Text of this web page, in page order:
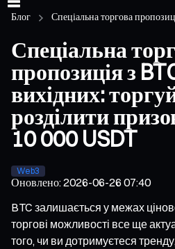
Блог Спеціальна торгова
Спеціальна
пропозиція з
вихідних:
розділити
10 000 USDT
Web3
Оновлено:2026-06-26 07:40
BTC залишається у межах
торгові можливості все ще
того, чи ви дотримуєтеся